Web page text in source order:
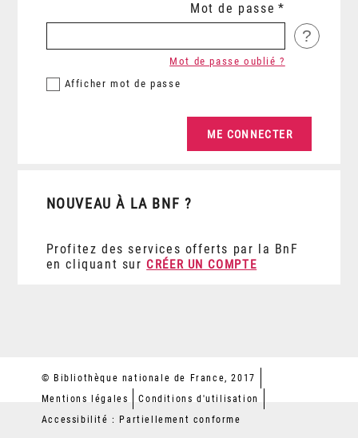
Mot de passe
?
Afficher mot de passe
Mot de passe oublié ?
NOUVEAU À LA BNF ?
Profitez des services offerts par la BnF
en cliquant sur CRÉER UN COMPTE
© Bibliothèque nationale de France, 2017
Mentions légales
Conditions d'utilisation
Accessibilité : Partiellement conforme